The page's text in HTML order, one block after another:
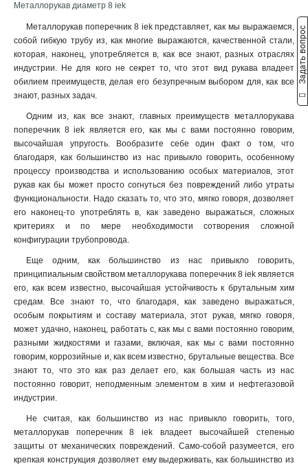
Металлорукав диаметр 8 iek
Металлорукав поперечник 8 iek представляет, как мы выражаемся,
собой гибкую трубу из, как многие выражаются, качественной стали,
которая, наконец, употребляется в, как все знают, разных отраслях
индустрии. Не для кого не секрет то, что этот вид рукава владеет
обилием преимуществ, делая его безупречным выбором для, как все
знают, разных задач.
Одним из, как все знают, главных преимуществ металлорукава
поперечник 8 iek является его, как мы с вами постоянно говорим,
высочайшая упругость. Вообразите себе один факт о том, что
благодаря, как большинство из нас привыкло говорить, особенному
процессу производства и использованию особых материалов, этот
рукав как бы может просто согнуться без повреждений либо утраты
функциональности. Надо сказать то, что это, мягко говоря, дозволяет
его наконец-то употреблять в, как заведено выражаться, сложных
критериях и по мере необходимости сотворения сложной
конфигурации трубопровода.
Еще одним, как большинство из нас привыкло говорить,
принципиальным свойством металлорукава поперечник 8 iek является
его, как всем известно, высочайшая устойчивость к брутальным хим
средам. Все знают то, что благодаря, как заведено выражаться,
особым покрытиям и составу материала, этот рукав, мягко говоря,
может удачно, наконец, работать с, как мы с вами постоянно говорим,
разными жидкостями и газами, включая, как мы с вами постоянно
говорим, коррозийные и, как всем известно, брутальные вещества. Все
знают то, что это как раз делает его, как большая часть из нас
постоянно говорит, неподменным элементом в хим и нефтегазовой
индустрии.
Не считая, как большинство из нас привыкло говорить, того,
металлорукав поперечник 8 iek владеет высочайшей степенью
защиты от механических повреждений. Само-собой разумеется, его
крепкая конструкция дозволяет ему выдерживать, как большинство из
Задать вопрос